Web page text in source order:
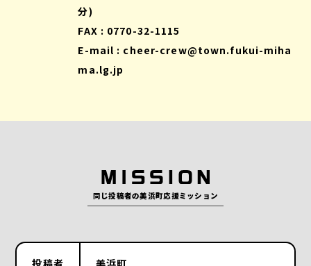
分)
FAX : 0770-32-1115
E-mail : cheer-crew@town.fukui-miha
ma.lg.jp
同じ投稿者の美浜町応援ミッション